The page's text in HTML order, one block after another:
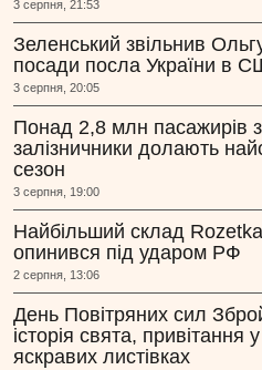
3 серпня, 21:53
Зеленський звільнив
посади посла України в
3 серпня, 20:05
Понад 2,8 млн пасажирів
залізничники долають
сезон
3 серпня, 19:00
Найбільший склад
опинився під ударом РФ
2 серпня, 13:06
День Повітряних сил
історія свята, привітання
яскравих листівках